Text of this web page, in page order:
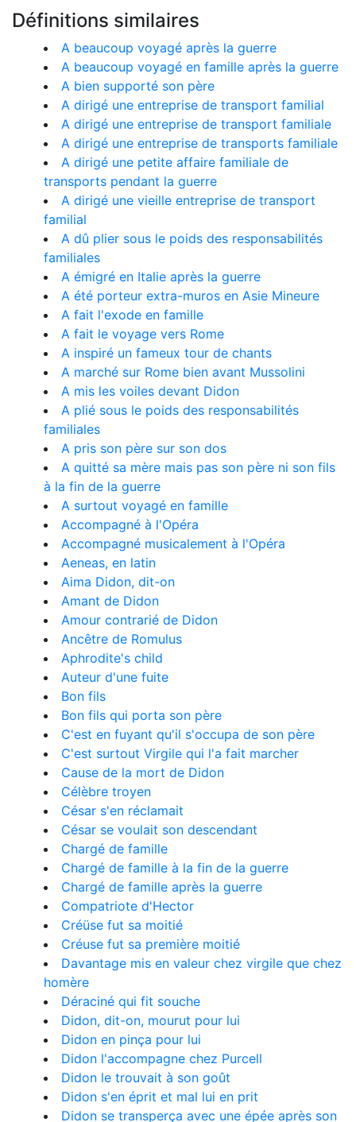
Définitions similaires
A beaucoup voyagé après la guerre
A beaucoup voyagé en famille après la guerre
A bien supporté son père
A dirigé une entreprise de transport familial
A dirigé une entreprise de transport familiale
A dirigé une entreprise de transports familiale
A dirigé une petite affaire familiale de
transports pendant la guerre
A dirigé une vieille entreprise de transport
familial
A dû plier sous le poids des responsabilités
familiales
A émigré en Italie après la guerre
A été porteur extra-muros en Asie Mineure
A fait l'exode en famille
A fait le voyage vers Rome
A inspiré un fameux tour de chants
A marché sur Rome bien avant Mussolini
A mis les voiles devant Didon
A plié sous le poids des responsabilités
familiales
A pris son père sur son dos
A quitté sa mère mais pas son père ni son fils
à la fin de la guerre
A surtout voyagé en famille
Accompagné à l'Opéra
Accompagné musicalement à l'Opéra
Aeneas, en latin
Aima Didon, dit-on
Amant de Didon
Amour contrarié de Didon
Ancêtre de Romulus
Aphrodite's child
Auteur d'une fuite
Bon fils
Bon fils qui porta son père
C'est en fuyant qu'il s'occupa de son père
C'est surtout Virgile qui l'a fait marcher
Cause de la mort de Didon
Célèbre troyen
César s'en réclamait
César se voulait son descendant
Chargé de famille
Chargé de famille à la fin de la guerre
Chargé de famille après la guerre
Compatriote d'Hector
Créüse fut sa moitié
Créuse fut sa première moitié
Davantage mis en valeur chez virgile que chez
homère
Déraciné qui fit souche
Didon, dit-on, mourut pour lui
Didon en pinça pour lui
Didon l'accompagne chez Purcell
Didon le trouvait à son goût
Didon s'en éprit et mal lui en prit
Didon se transperça avec une épée après son